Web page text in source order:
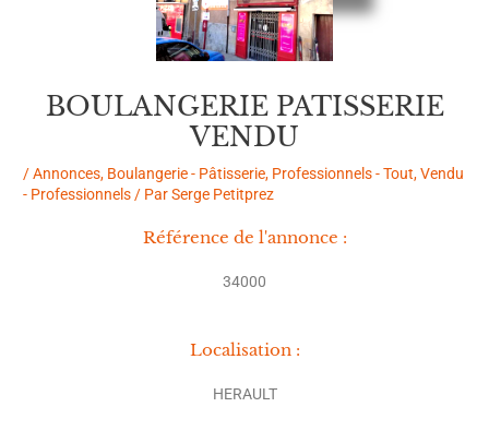
BOULANGERIE PATISSERIE
VENDU
/Annonces, Boulangerie - Pâtisserie, Professionnels - Tout,Vendu
- Professionnels / ParSerge Petitprez
Référence de l'annonce :
34000
Localisation :
HERAULT